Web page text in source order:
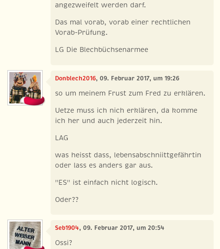
angezweifelt werden darf.
Das mal vorab, vorab einer rechtlichen
Vorab-Prüfung.
LG Die Blechbüchsenarmee
Donblech2016, 09. Februar 2017, um 19:26
so um meinem Frust zum Fred zu erklären.
Uetze muss ich nich erklären, da komme
ich her und auch jederzeit hin.
LAG
was heisst dass, lebensabschniittgefährtin
oder lass es anders gar aus.
"ES" ist einfach nicht logisch.
Oder??
Seb1904, 09. Februar 2017, um 20:54
Ossi?